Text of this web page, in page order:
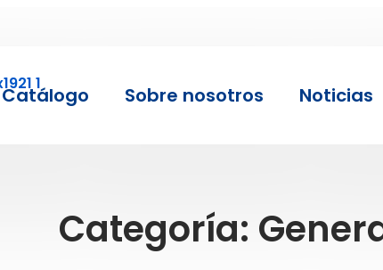
Catálogo Sobre nosotros Noticias
Categoría: